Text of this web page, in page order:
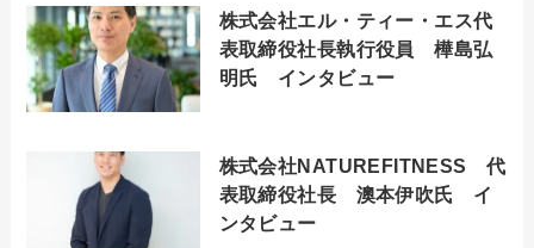
株式会社エル・ティー・エス代
表取締役社長執行役員 樺島弘
明氏 インタビュー
株式会社NATUREFITNESS 代
表取締役社長 澳本伊吹氏 イ
ンタビュー